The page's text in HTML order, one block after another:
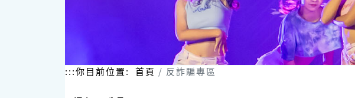
:::你目前位置: 首頁 反詐騙專區